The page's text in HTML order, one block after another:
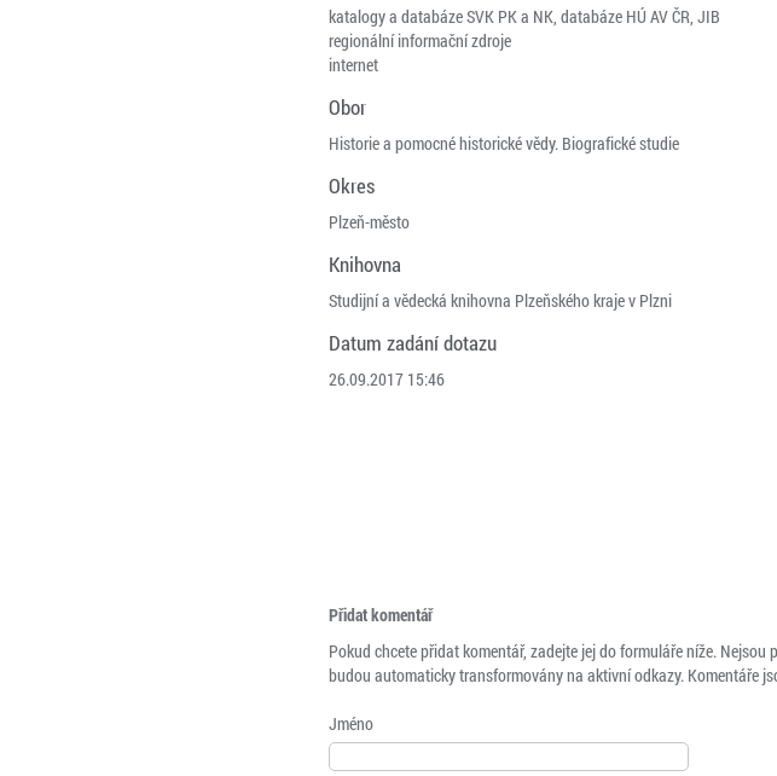
katalogy a databáze SVK PK a NK, databáze HÚ AV ČR, JIB
regionální informační zdroje
internet
Obor
Historie a pomocné historické vědy. Biografické studie
Okres
Plzeň-město
Knihovna
Studijní a vědecká knihovna Plzeňského kraje v Plzni
Datum zadání dotazu
26.09.2017 15:46
Přidat komentář
Pokud chcete přidat komentář, zadejte jej do formuláře níže.
budou automaticky transformovány na aktivní odkazy. Komentáře
Jméno